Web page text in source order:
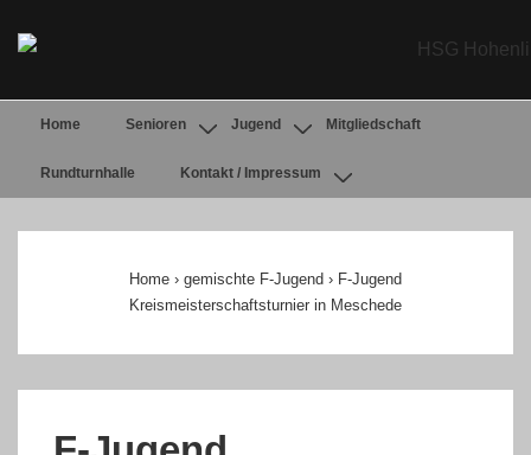
Zum
Main
Navigation
Home Senioren Jugend Mitgliedschaft
Rundturnhalle Kontakt / Impressum
Home › gemischte F-Jugend › F-Jugend
Kreismeisterschaftsturnier in Meschede